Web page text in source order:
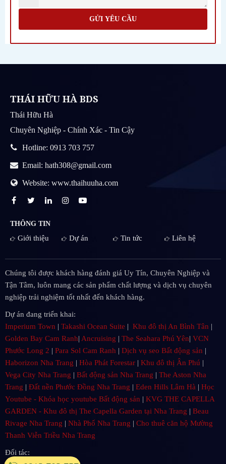
GỬI YÊU CẦU
THÁI HỮU HÀ BDS
Thái Hữu Hà
Chuyên Nghiệp - Chính Xác - Tin Cậy
Hotline: 0913 703 757
Email: hath308@gmail.com
Website: www.thaihuuha.com
THÔNG TIN
Giới thiệu Dự án Tin tức Liên hệ
Chúng tôi được khách hàng đánh giá Uy Tín, Chuyên Nghiệp và
Tận Tâm, luôn mang các sản phẩm chất lượng và dịch vụ chuyên
nghiệp trải nghiệm tốt nhất đến khách hàng.
Dự án đang triển khai:
Imperium Town | Takashi Ocean Suite | Khu đô thị An Bình Tân |
Golden Bay Cam Ranh| Ancruising | The Seahara Phú Yên| VCN
Phước Long 2 | Para Sol Cam Ranh | Dịch vụ seo Bất động sản |
Haborizon Nha Trang | Hòa Phát Forestar | Khu đô thị Ân Phú |
Vega City Nha Trang | Bất động sản Nha Trang | The Aston Nha
Trang | Đất nền Phước Đồng Nha Trang | Eden Hills Lâm Hà | Học
Youtube - Khóa học youtube Bất động sản | KVG THE CAPELLA
GARDEN - Khu đô thị The Capella Garden tại Nha Trang | Beau
Rivage Nha Trang | Nhà Phố Nha Trang | Cho thuê căn hộ Mường
Thanh Viễn Triều Nha Trang
Đối tác: